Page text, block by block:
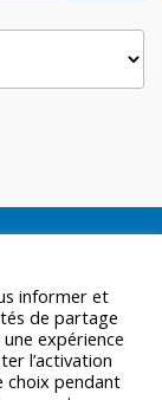
informer et
de partage
expérience
l’activation
choix pendant